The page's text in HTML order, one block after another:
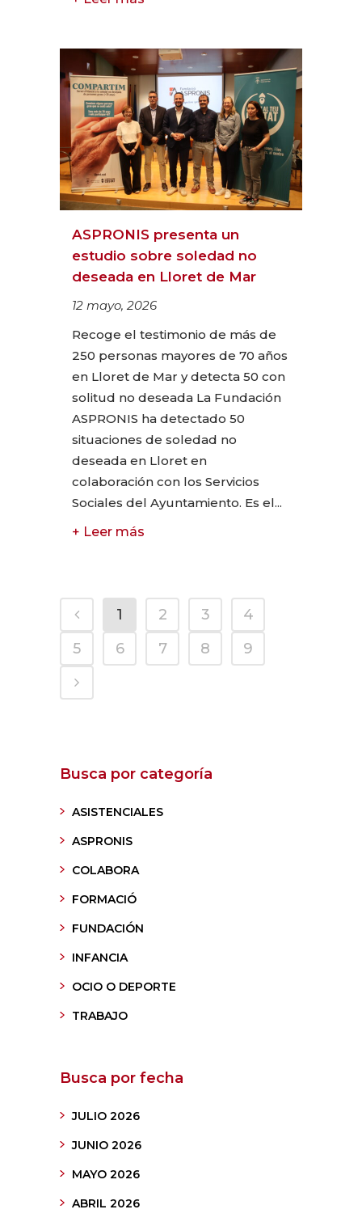
ASPRONIS presenta un
estudio sobre soledad no
deseada en Lloret de Mar
12 mayo, 2026
Recoge el testimonio de más de
250 personas mayores de 70 años
en Lloret de Mar y detecta 50 con
solitud no deseada La Fundación
ASPRONIS ha detectado 50
situaciones de soledad no
deseada en Lloret en
colaboración con los Servicios
Sociales del Ayuntamiento. Es el...
+ Leer más
1 2 3
4
5
6 7 8 9
Busca por categoría
ASISTENCIALES
ASPRONIS
COLABORA
FORMACIÓ
FUNDACIÓN
INFANCIA
OCIO O DEPORTE
TRABAJO
Busca por fecha
JULIO 2026
JUNIO 2026
MAYO 2026
ABRIL 2026